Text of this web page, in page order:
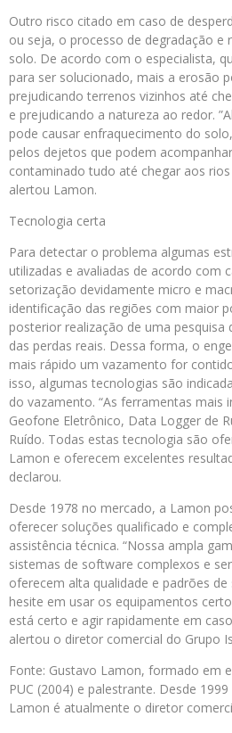
Outro risco citado em caso de
ou seja, o processo de degradação e
solo. De acordo com o especialista,
para ser solucionado, mais a erosão
prejudicando terrenos vizinhos até
e prejudicando a natureza ao redor.
pode causar enfraquecimento do
pelos dejetos que podem
contaminado tudo até chegar aos
alertou Lamon.⠀
Tecnologia certa
Para detectar o problema algumas
utilizadas e avaliadas de acordo com
setorização devidamente micro e
identificação das regiões com maior
posterior realização de uma pesquisa
das perdas reais. Dessa forma, o
mais rápido um vazamento for
isso, algumas tecnologias são
do vazamento. “As ferramentas mais
Geofone Eletrônico, Data Logger de
Ruído. Todas estas tecnologia são
Lamon e oferecem excelentes
declarou.
Desde 1978 no mercado, a Lamon
oferecer soluções qualificado e
assistência técnica. “Nossa ampla
sistemas de software complexos e
oferecem alta qualidade e padrões
hesite em usar os equipamentos
está certo e agir rapidamente em
alertou o diretor comercial do Grupo
Fonte: Gustavo Lamon, formado em
PUC (2004) e palestrante. Desde
Lamon é atualmente o diretor